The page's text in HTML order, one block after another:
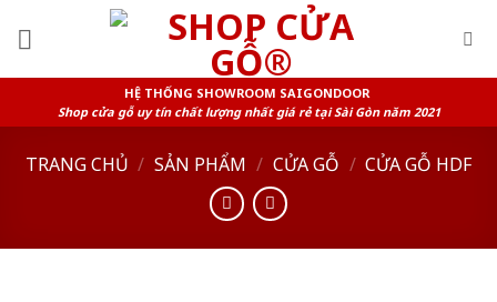
HỆ THỐNG SHOWROOM SAIGONDOOR
Shop cửa gỗ uy tín chất lượng nhất giá rẻ tại Sài Gòn năm 2021
TRANG CHỦ / SẢN PHẨM / CỬA GỖ / CỬA GỖ HDF